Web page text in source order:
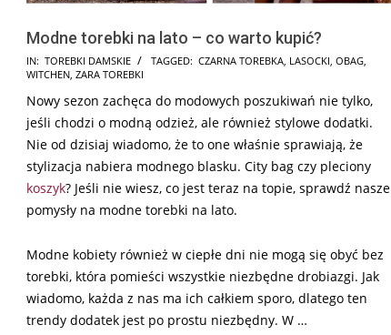
Modne torebki na lato – co warto kupić?
2025-
07-
30
IN: TOREBKI DAMSKIE TAGGED: CZARNA TOREBKA, LASOCKI, OBAG,
WITCHEN, ZARA TOREBKI
Nowy sezon zachęca do modowych poszukiwań nie tylko,
jeśli chodzi o modną odzież, ale również stylowe dodatki.
Nie od dzisiaj wiadomo, że to one właśnie sprawiają, że
stylizacja nabiera modnego blasku. City bag czy pleciony
koszyk? Jeśli nie wiesz, co jest teraz na topie, sprawdź nasze
pomysły na modne torebki na lato.
Modne kobiety również w ciepłe dni nie mogą się obyć bez
torebki, która pomieści wszystkie niezbędne drobiazgi. Jak
wiadomo, każda z nas ma ich całkiem sporo, dlatego ten
trendy dodatek jest po prostu niezbędny. W …